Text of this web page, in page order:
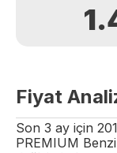
Fiyat
Son 3 ay için
PREMIUM